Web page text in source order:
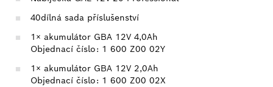
40dílná sada příslušenství
1× akumulátor GBA 12V 4,0Ah
Objednací číslo: 1 600 Z00 02Y
1× akumulátor GBA 12V 2,0Ah
Objednací číslo: 1 600 Z00 02X